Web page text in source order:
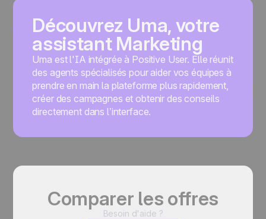
Découvrez Uma, votre
assistant Marketing
Uma est l'IA intégrée à Positive User. Elle réunit
des agents spécialisés pour aider vos équipes à
prendre en main la plateforme plus rapidement,
créer des campagnes et obtenir des conseils
directement dans l’interface.
Comparer les offres
Besoin d'aide ?